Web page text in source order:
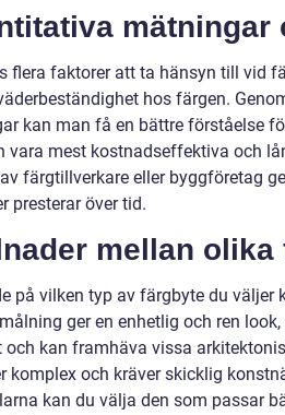
mätningar
flera faktorer att ta hänsyn till vid
hos färgen.
kan man få en bättre förståelse
vara mest kostnadseffektiva och
färgtillverkare eller byggföretag
presterar över tid.
mellan olika
på vilken typ av färgbyte du
ger en enhetlig och ren
och kan framhäva vissa
komplex och kräver skicklig
kan du välja den som passar